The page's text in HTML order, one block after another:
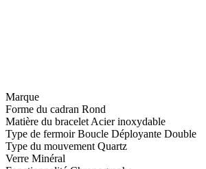
Marque
Forme du cadran Rond
Matière du bracelet Acier inoxydable
Type de fermoir Boucle Déployante Double
Type du mouvement Quartz
Verre Minéral